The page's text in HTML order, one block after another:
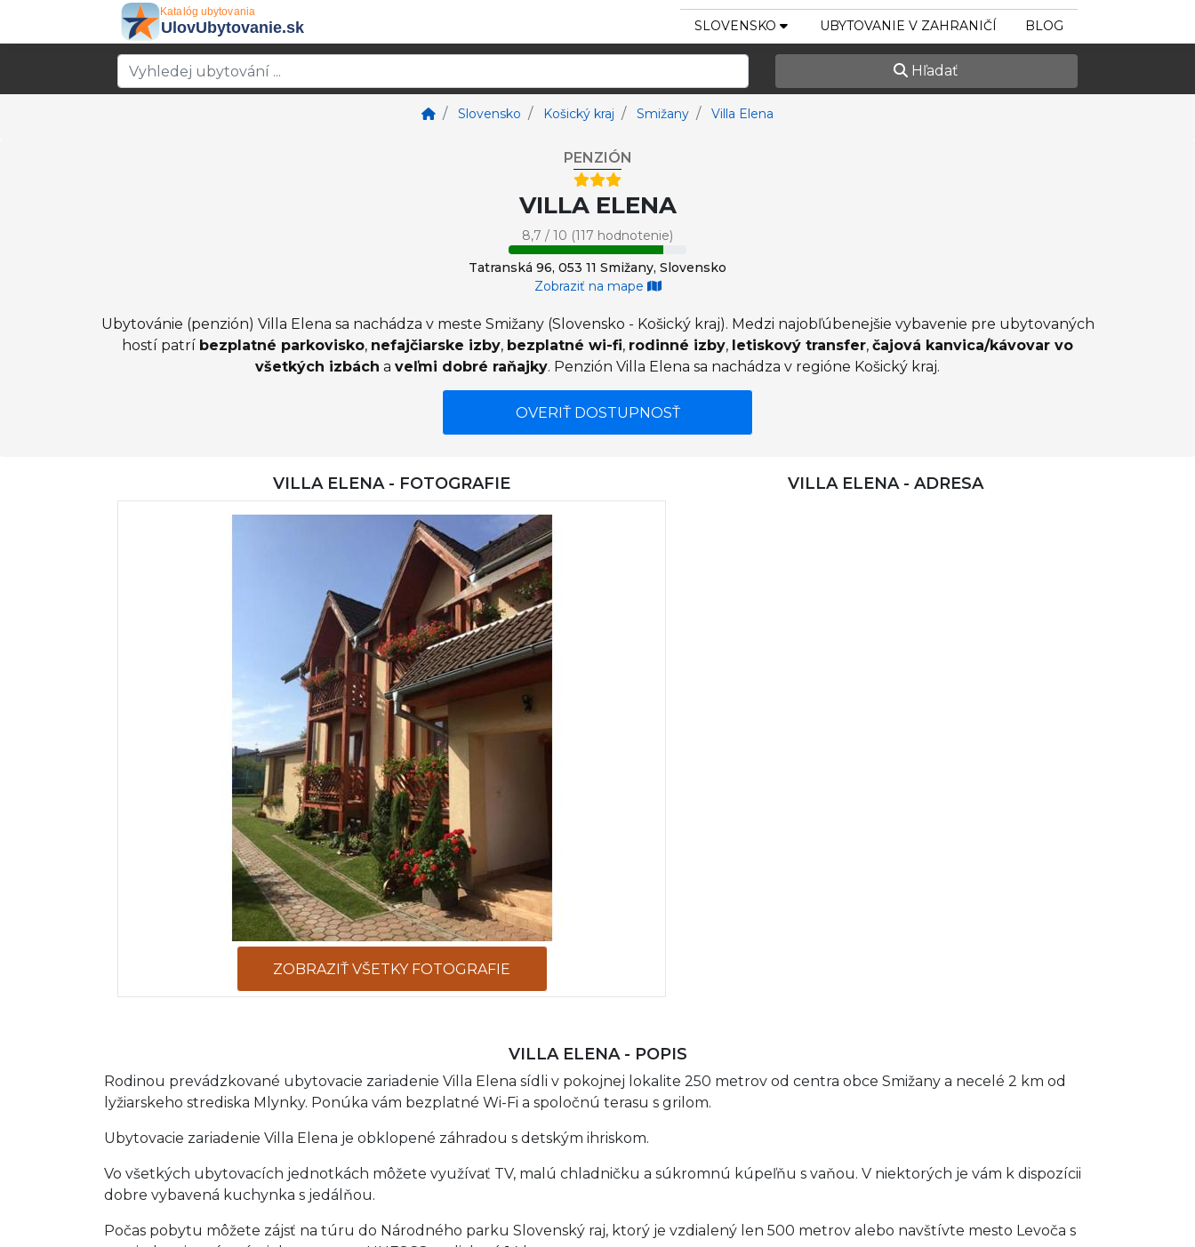
SLOVENSKO UBYTOVANIE V ZAHRANIČÍ BLOG
Hľadať
Slovensko Košický kraj Smižany Villa Elena
PENZIÓN
VILLA ELENA
8,7 / 10 (117 hodnotenie)
Tatranská 96, 053 11 Smižany, Slovensko
Zobraziť na mape
Ubytovánie (penzión) Villa Elena sa nachádza v meste Smižany (Slovensko - Košický kraj). Medzi najobľúbenejšie vybavenie pre ubytovaných
hostí patrí bezplatné parkovisko, nefajčiarske izby, bezplatné wi-fi, rodinné izby, letiskový transfer, čajová kanvica/kávovar vo
všetkých izbách a veľmi dobré raňajky. Penzión Villa Elena sa nachádza v regióne Košický kraj.
OVERIŤ DOSTUPNOSŤ
VILLA ELENA - FOTOGRAFIE
ZOBRAZIŤ VŠETKY FOTOGRAFIE
VILLA ELENA - ADRESA
VILLA ELENA - POPIS
Rodinou prevádzkované ubytovacie zariadenie Villa Elena sídli v pokojnej lokalite 250 metrov od centra obce Smižany a necelé 2 km od
lyžiarskeho strediska Mlynky. Ponúka vám bezplatné Wi-Fi a spoločnú terasu s grilom.
Ubytovacie zariadenie Villa Elena je obklopené záhradou s detským ihriskom.
Vo všetkých ubytovacích jednotkách môžete využívať TV, malú chladničku a súkromnú kúpeľňu s vaňou. V niektorých je vám k dispozícii
dobre vybavená kuchynka s jedálňou.
Počas pobytu môžete zájsť na túru do Národného parku Slovenský raj, ktorý je vzdialený len 500 metrov alebo navštívte mesto Levoča s